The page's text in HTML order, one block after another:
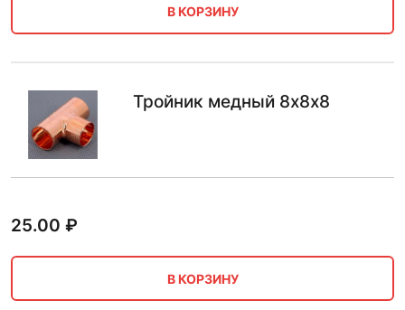
В КОРЗИНУ
Тройник медный 8х8х8
25.00 ₽
В КОРЗИНУ